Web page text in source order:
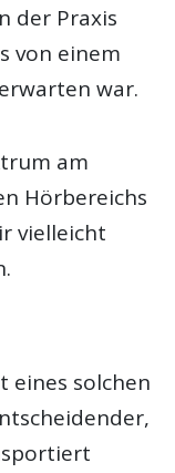
der Praxis
von einem
war.
am
Hörbereichs
vielleicht
eines solchen